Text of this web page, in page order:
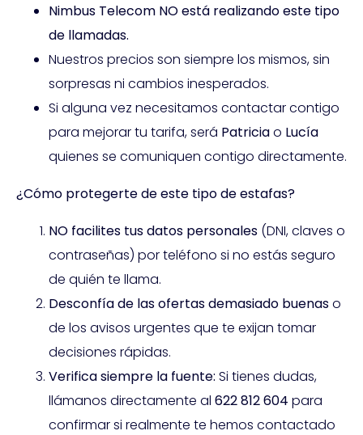
Nimbus Telecom NO está realizando este tipo
de llamadas.
Nuestros precios son siempre los mismos, sin
sorpresas ni cambios inesperados.
Si alguna vez necesitamos contactar contigo
para mejorar tu tarifa, será Patriciao Lucía
quienes se comuniquen contigo directamente.
¿Cómo protegerte de este tipo de estafas?
NO facilites tus datos personales (DNI, claves o
contraseñas) por teléfono si no estás seguro
de quién te llama.
Desconfía de las ofertas demasiado buenaso
de los avisos urgentes que te exijan tomar
decisiones rápidas.
Verifica siempre la fuente: Si tienes dudas,
llámanos directamente al 622 812 604 para
confirmar si realmente te hemos contactado